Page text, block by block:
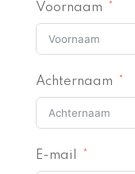
Voornaam
Achternaam
E-mail